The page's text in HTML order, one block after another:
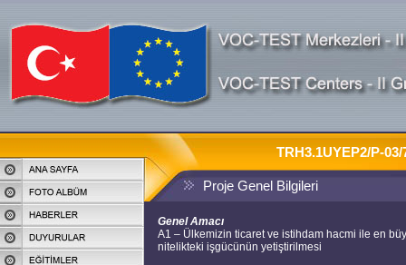
TRH3.1UYEP2/P-
Proje Genel Bilgileri
Genel Amacı
A1 – Ülkemizin ticaret ve istihdam hacmi ile en
nitelikteki işgücünün yetiştirilmesi